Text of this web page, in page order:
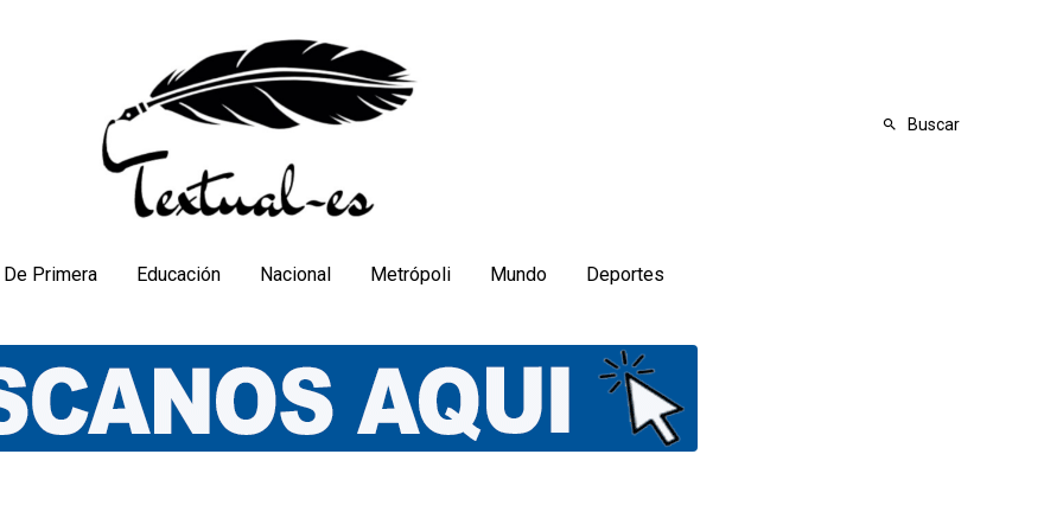
Buscar
De Primera Educación Nacional Metrópoli Mundo Deportes